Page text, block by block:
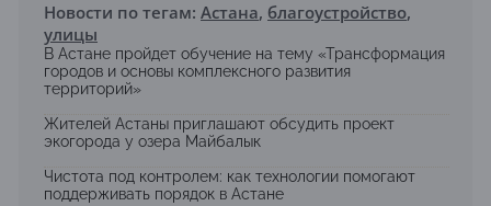
Новости по тегам: Астана, благоустройство,
улицы
В Астане пройдет обучение на тему «Трансформация
городов и основы комплексного развития
территорий»
Жителей Астаны приглашают обсудить проект
экогорода у озера Майбалык
Чистота под контролем: как технологии помогают
поддерживать порядок в Астане